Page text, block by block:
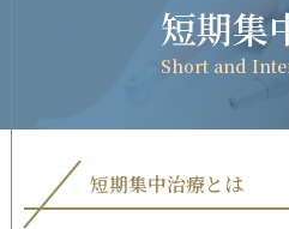
短期集
Short and
短期集中治療とは